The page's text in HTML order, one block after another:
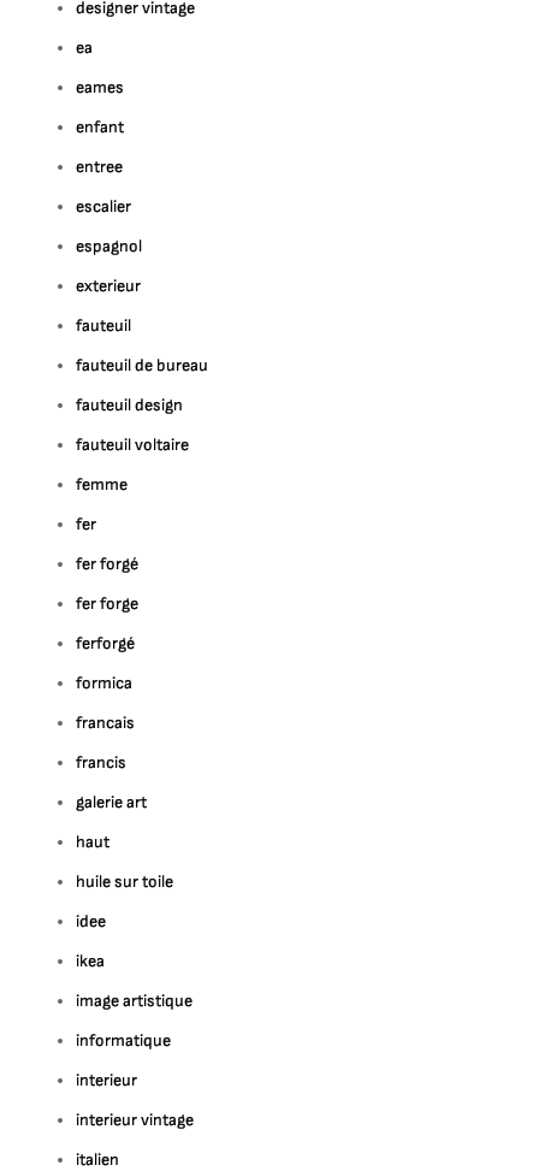
designer vintage
ea
eames
enfant
entree
escalier
espagnol
exterieur
fauteuil
fauteuil de bureau
fauteuil design
fauteuil voltaire
femme
fer
fer forgé
fer forge
ferforgé
formica
francais
francis
galerie art
haut
huile sur toile
idee
ikea
image artistique
informatique
interieur
interieur vintage
italien